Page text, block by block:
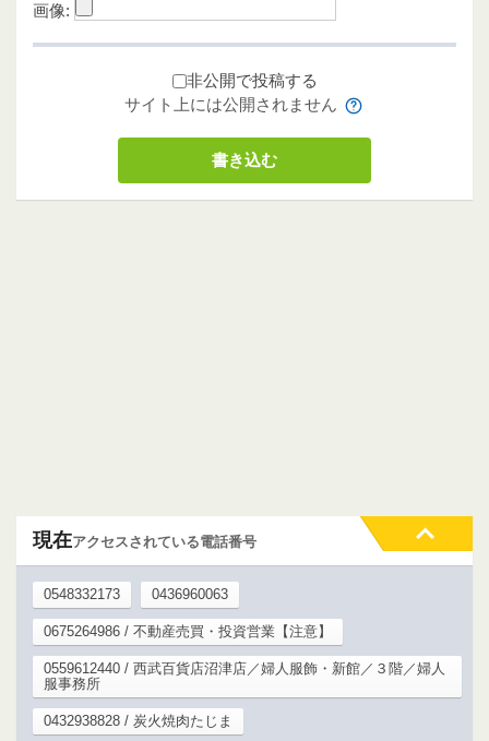
画像:
非公開で投稿する
サイト上には公開されません
現在アクセスされている電話番号
0548332173 0436960063
0675264986 / 不動産売買・投資営業【注意】
0559612440 / 西武百貨店沼津店／婦人服飾・新館／３階／婦人
服事務所
0432938828 / 炭火焼肉たじま